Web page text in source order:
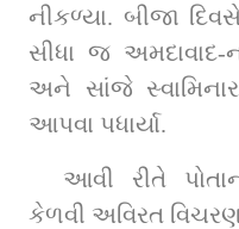
નીકળ્યા. બીજા
સીધા જ અમદાવાદ-
અને સાંજે
આપવા પધાર્યા.
આવી રીતે
કેળવી અવિરત